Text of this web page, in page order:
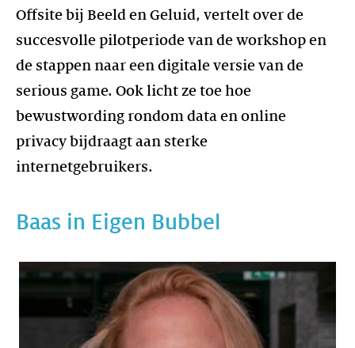
Offsite bij Beeld en Geluid, vertelt over de
succesvolle pilotperiode van de workshop en
de stappen naar een digitale versie van de
serious game. Ook licht ze toe hoe
bewustwording rondom data en online
privacy bijdraagt aan sterke
Baas in Eigen Bubbel